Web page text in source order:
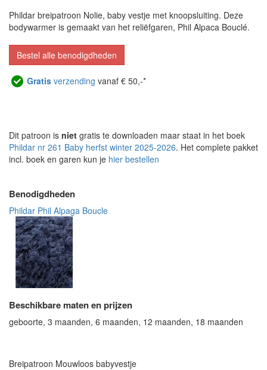
Phildar breipatroon Nolie, baby vestje met knoopsluiting. Deze
bodywarmer is gemaakt van het reliëfgaren, Phil Alpaca Bouclé.
Bestel alle benodigdheden
Gratis verzending vanaf € 50,-*
Dit patroon is niet gratis te downloaden maar staat in het boek
Phildar nr 261 Baby herfst winter 2025-2026. Het complete pakket
incl. boek en garen kun je hier bestellen
Benodigdheden
Phildar Phil Alpaga Boucle
Beschikbare maten en prijzen
geboorte, 3 maanden, 6 maanden, 12 maanden, 18 maanden
Breipatroon Mouwloos babyvestje